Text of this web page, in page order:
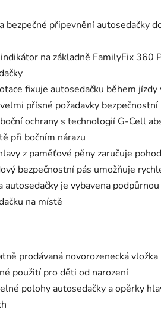
bezpečné připevnění autosedačky
na základně FamilyFix
fixuje autosedačku během
přísné požadavky
ochrany s technologií G-Cell
při bočním nárazu
z paměťové pěny zaručuje
bezpečnostní pás umožňuje
autosedačky je vybavena
na místě
prodávaná novorozenecká
použití pro děti od narození
polohy autosedačky a opěrky